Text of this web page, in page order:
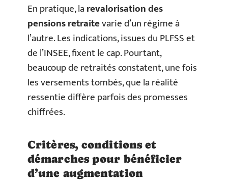
En pratique, larevalorisation des
pensions retraitevarie d’un régime à
l’autre. Les indications, issues du PLFSS et
de l’INSEE, fixent le cap. Pourtant,
beaucoup de retraités constatent, une fois
les versements tombés, que la réalité
ressentie diffère parfois des promesses
chiffrées.
Critères, conditions et
démarches pour bénéficier
d’une augmentation